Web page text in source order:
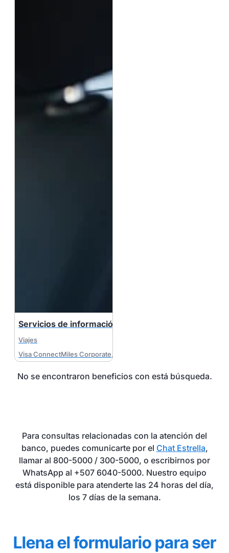
Servicios de información para el viajero Visa
Viajes
Visa ConnectMiles Corporate,
No se encontraron beneficios con está búsqueda.
Para consultas relacionadas con la atención del
banco, puedes comunicarte por el Chat Estrella,
llamar al 800-5000 / 300-5000, o escribirnos por
WhatsApp al +507 6040-5000. Nuestro equipo
está disponible para atenderte las 24 horas del día,
los 7 días de la semana.
Llena el formulario para ser